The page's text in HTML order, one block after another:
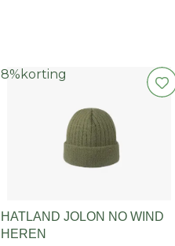
8% korting
HATLAND JOLON NO WIND
HEREN